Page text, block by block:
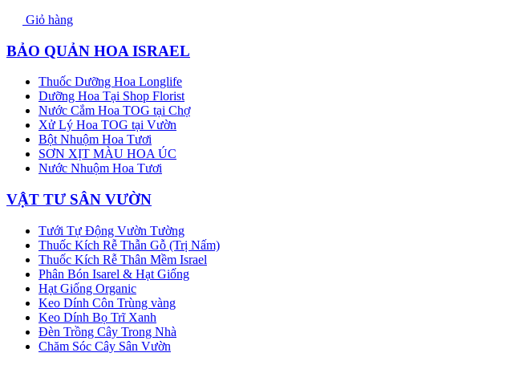
Giỏ hàng
BẢO QUẢN HOA ISRAEL
Thuốc Dưỡng Hoa Longlife
Dưỡng Hoa Tại Shop Florist
Nước Cắm Hoa TOG tại Chợ
Xử Lý Hoa TOG tại Vườn
Bột Nhuộm Hoa Tươi
SƠN XỊT MÀU HOA ÚC
Nước Nhuộm Hoa Tươi
VẬT TƯ SÂN VƯỜN
Tưới Tự Động Vườn Tường
Thuốc Kích Rễ Thẫn Gỗ (Trị Nấm)
Thuốc Kích Rễ Thân Mềm Israel
Phân Bón Isarel & Hạt Giống
Hạt Giống Organic
Keo Dính Côn Trùng vàng
Keo Dính Bọ Trĩ Xanh
Đèn Trồng Cây Trong Nhà
Chăm Sóc Cây Sân Vườn